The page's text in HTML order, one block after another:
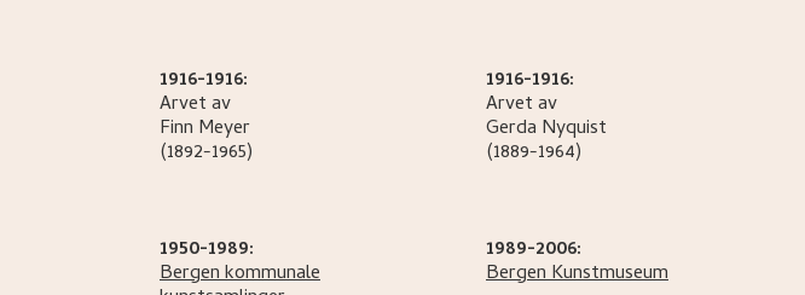
1916-1916:
Arvet av
Finn Meyer
(1892-1965)
1916-1916:
Arvet av
Gerda Nyquist
(1889-1964)
1950-1989:
Bergen kommunale
1989-2006:
Bergen Kunstmuseum